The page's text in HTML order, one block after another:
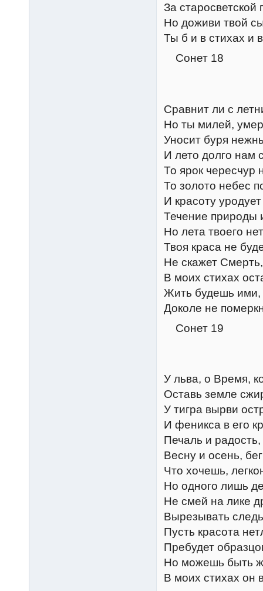
За старосветской
Но доживи твой
Ты б и в стихах и
Сонет 18
Сравнит ли с
Но ты милей,
Уносит буря
И лето долго нам
То ярок чересчур
То золото небес
И красоту
Течение природы
Но лета твоего
Твоя краса не
Не скажет
В моих стихах
Жить будешь ими,
Доколе не
Сонет 19
У льва, о Время,
Оставь земле
У тигра вырви
И феникса в его
Печаль и
Весну и осень,
Что хочешь,
Но одного лишь
Не смей на лике
Вырезывать
Пусть красота
Пребудет
Но можешь быть
В моих стихах он